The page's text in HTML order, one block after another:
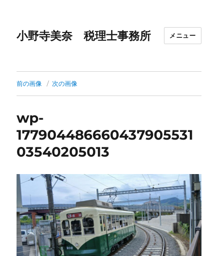
小野寺美奈 税理士事務所 メニュー
前の画像 次の画像
wp-
177904486660437905531
03540205013